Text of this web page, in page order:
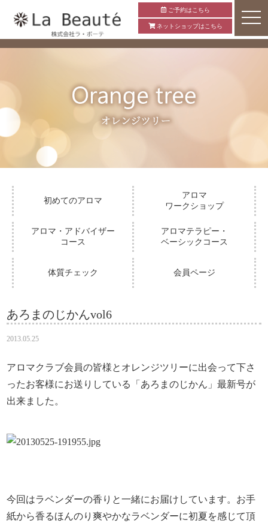
ご予約はこちら
ネットショップはこちら
初めてのアロマ
アロマ
ワークショップ
アロマ・アドバイザー
コース
アロマテラピー・
ベーシックコース
体質チェック 会員ページ
あろまのじかんvol6
2013.05.25
アロマクラブ会員の皆様とオレンジツリーに出会って下さ
ったお客様にお送りしている「あろまのじかん」最新号が
出来ました。
今回はラベンダーの香りと一緒にお届けしています。お手
紙から香るほんのり爽やかなラベンダーに初夏を感じて頂